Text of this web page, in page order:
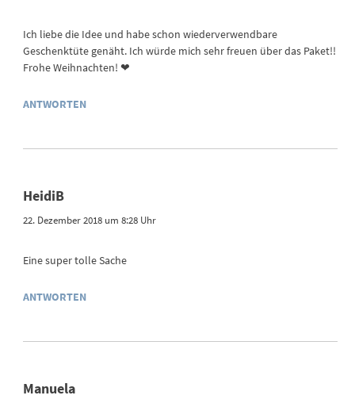
Ich liebe die Idee und habe schon wiederverwendbare
Geschenktüte genäht. Ich würde mich sehr freuen über das Paket!!
Frohe Weihnachten! ❤
ANTWORTEN
HeidiB
22. Dezember 2018 um 8:28 Uhr
Eine super tolle Sache
ANTWORTEN
Manuela